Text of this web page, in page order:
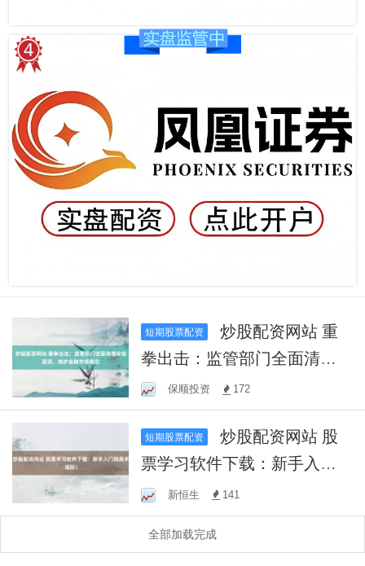
短期股票配资
炒股配资网站 重
拳出击：监管部门全面清理
伞型配资，维护金融市场稳
定
保顺投资 172
短期股票配资
炒股配资网站 股
票学习软件下载：新手入门
到高手进阶！
新恒生 141
全部加载完成